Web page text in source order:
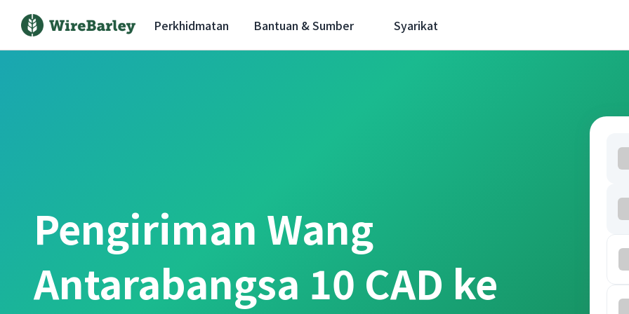
Perkhidmatan Bantuan & Sumber Syarikat
Pengiriman Wang
Antarabangsa 10 CAD ke